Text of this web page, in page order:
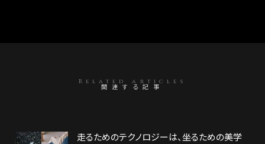
Related articles
関連する記事
走るためのテクノロジーは、坐るための美学